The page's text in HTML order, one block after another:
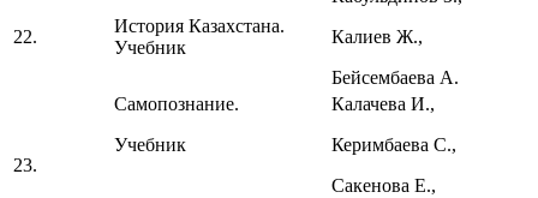
22.
История Казахстана.
Учебник
Калиев Ж.,
Бейсембаева А.
23.
Самопознание.
Учебник
Калачева И.,
Керимбаева С.,
Сакенова Е.,